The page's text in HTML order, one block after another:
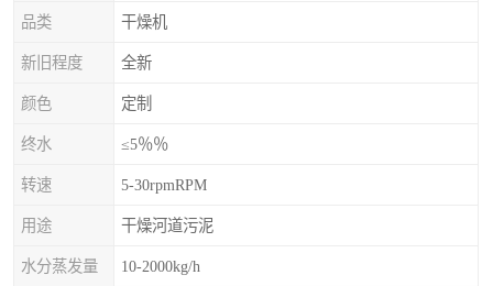
品类 干燥机
新旧程度 全新
颜色 定制
终水 ≤5％％
转速 5-30rpmRPM
用途 干燥河道污泥
水分蒸发量 10-2000kg/h